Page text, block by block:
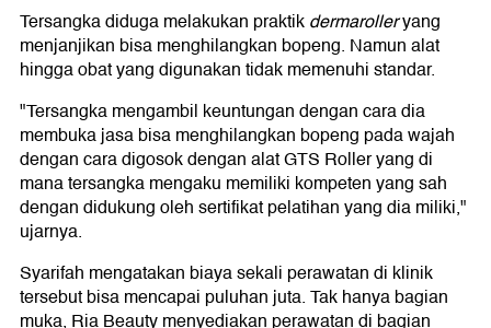
Tersangka diduga melakukan praktikdermarolleryang
menjanjikan bisa menghilangkan bopeng. Namun alat
hingga obat yang digunakan tidak memenuhi standar.
"Tersangka mengambil keuntungan dengan cara dia
membuka jasa bisa menghilangkan bopeng pada wajah
dengan cara digosok dengan alat GTS Roller yang di
mana tersangka mengaku memiliki kompeten yang sah
dengan didukung oleh sertifikat pelatihan yang dia miliki,"
ujarnya.
Syarifah mengatakan biaya sekali perawatan di klinik
tersebut bisa mencapai puluhan juta. Tak hanya bagian
muka, Ria Beauty menyediakan perawatan di bagian